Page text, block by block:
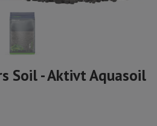
Soil - Aktivt Aquasoil